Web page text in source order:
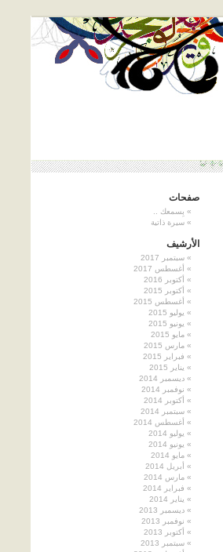
صفحات
بِسمعك ..
سيرة ذاتية
الأرشيف
سبتمبر 2017
أغسطس 2017
أكتوبر 2016
أكتوبر 2015
أغسطس 2015
يوليو 2015
يونيو 2015
مايو 2015
مارس 2015
فبراير 2015
يناير 2015
ديسمبر 2014
نوفمبر 2014
أكتوبر 2014
سبتمبر 2014
أغسطس 2014
يوليو 2014
يونيو 2014
مايو 2014
أبريل 2014
مارس 2014
فبراير 2014
يناير 2014
ديسمبر 2013
نوفمبر 2013
أكتوبر 2013
سبتمبر 2013